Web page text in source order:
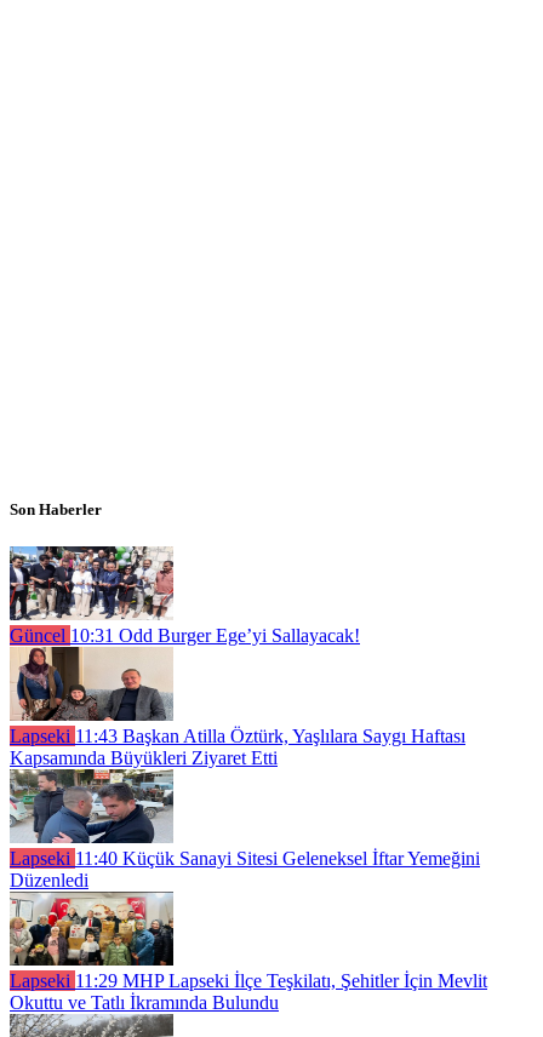
Son Haberler
Güncel 10:31 Odd Burger Ege’yi Sallayacak!
Lapseki 11:43 Başkan Atilla Öztürk, Yaşlılara Saygı Haftası
Kapsamında Büyükleri Ziyaret Etti
Lapseki 11:40 Küçük Sanayi Sitesi Geleneksel İftar Yemeğini
Düzenledi
Lapseki 11:29 MHP Lapseki İlçe Teşkilatı, Şehitler İçin Mevlit
Okuttu ve Tatlı İkramında Bulundu